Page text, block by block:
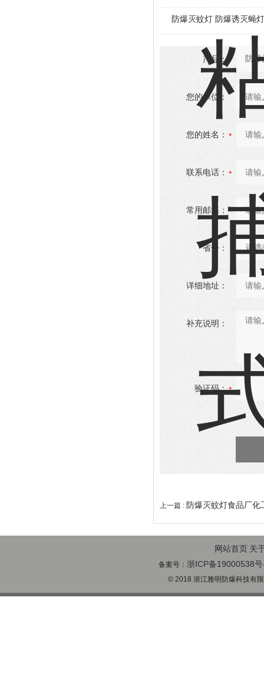
防爆灭蚊灯 防爆诱灭蝇
产品：
您的单位：
您的姓名：
联系电话：
常用邮箱：
省份：
详细地址：
补充说明：
验证码：
上一篇 : 防爆灭蚊灯食品厂化
网站首页 关
备案号：浙ICP备19000538
© 2018 浙江雅明防爆科技有